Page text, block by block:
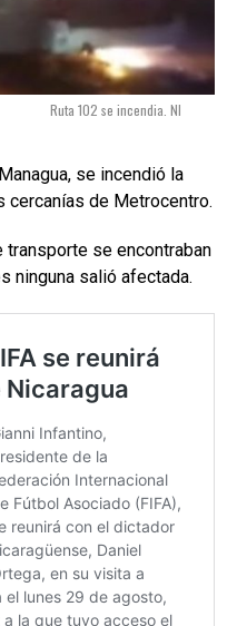
Ruta 102 se incendia. NI
se incendió la
de Metrocentro.
se encontraban
ninguna salió afectada.